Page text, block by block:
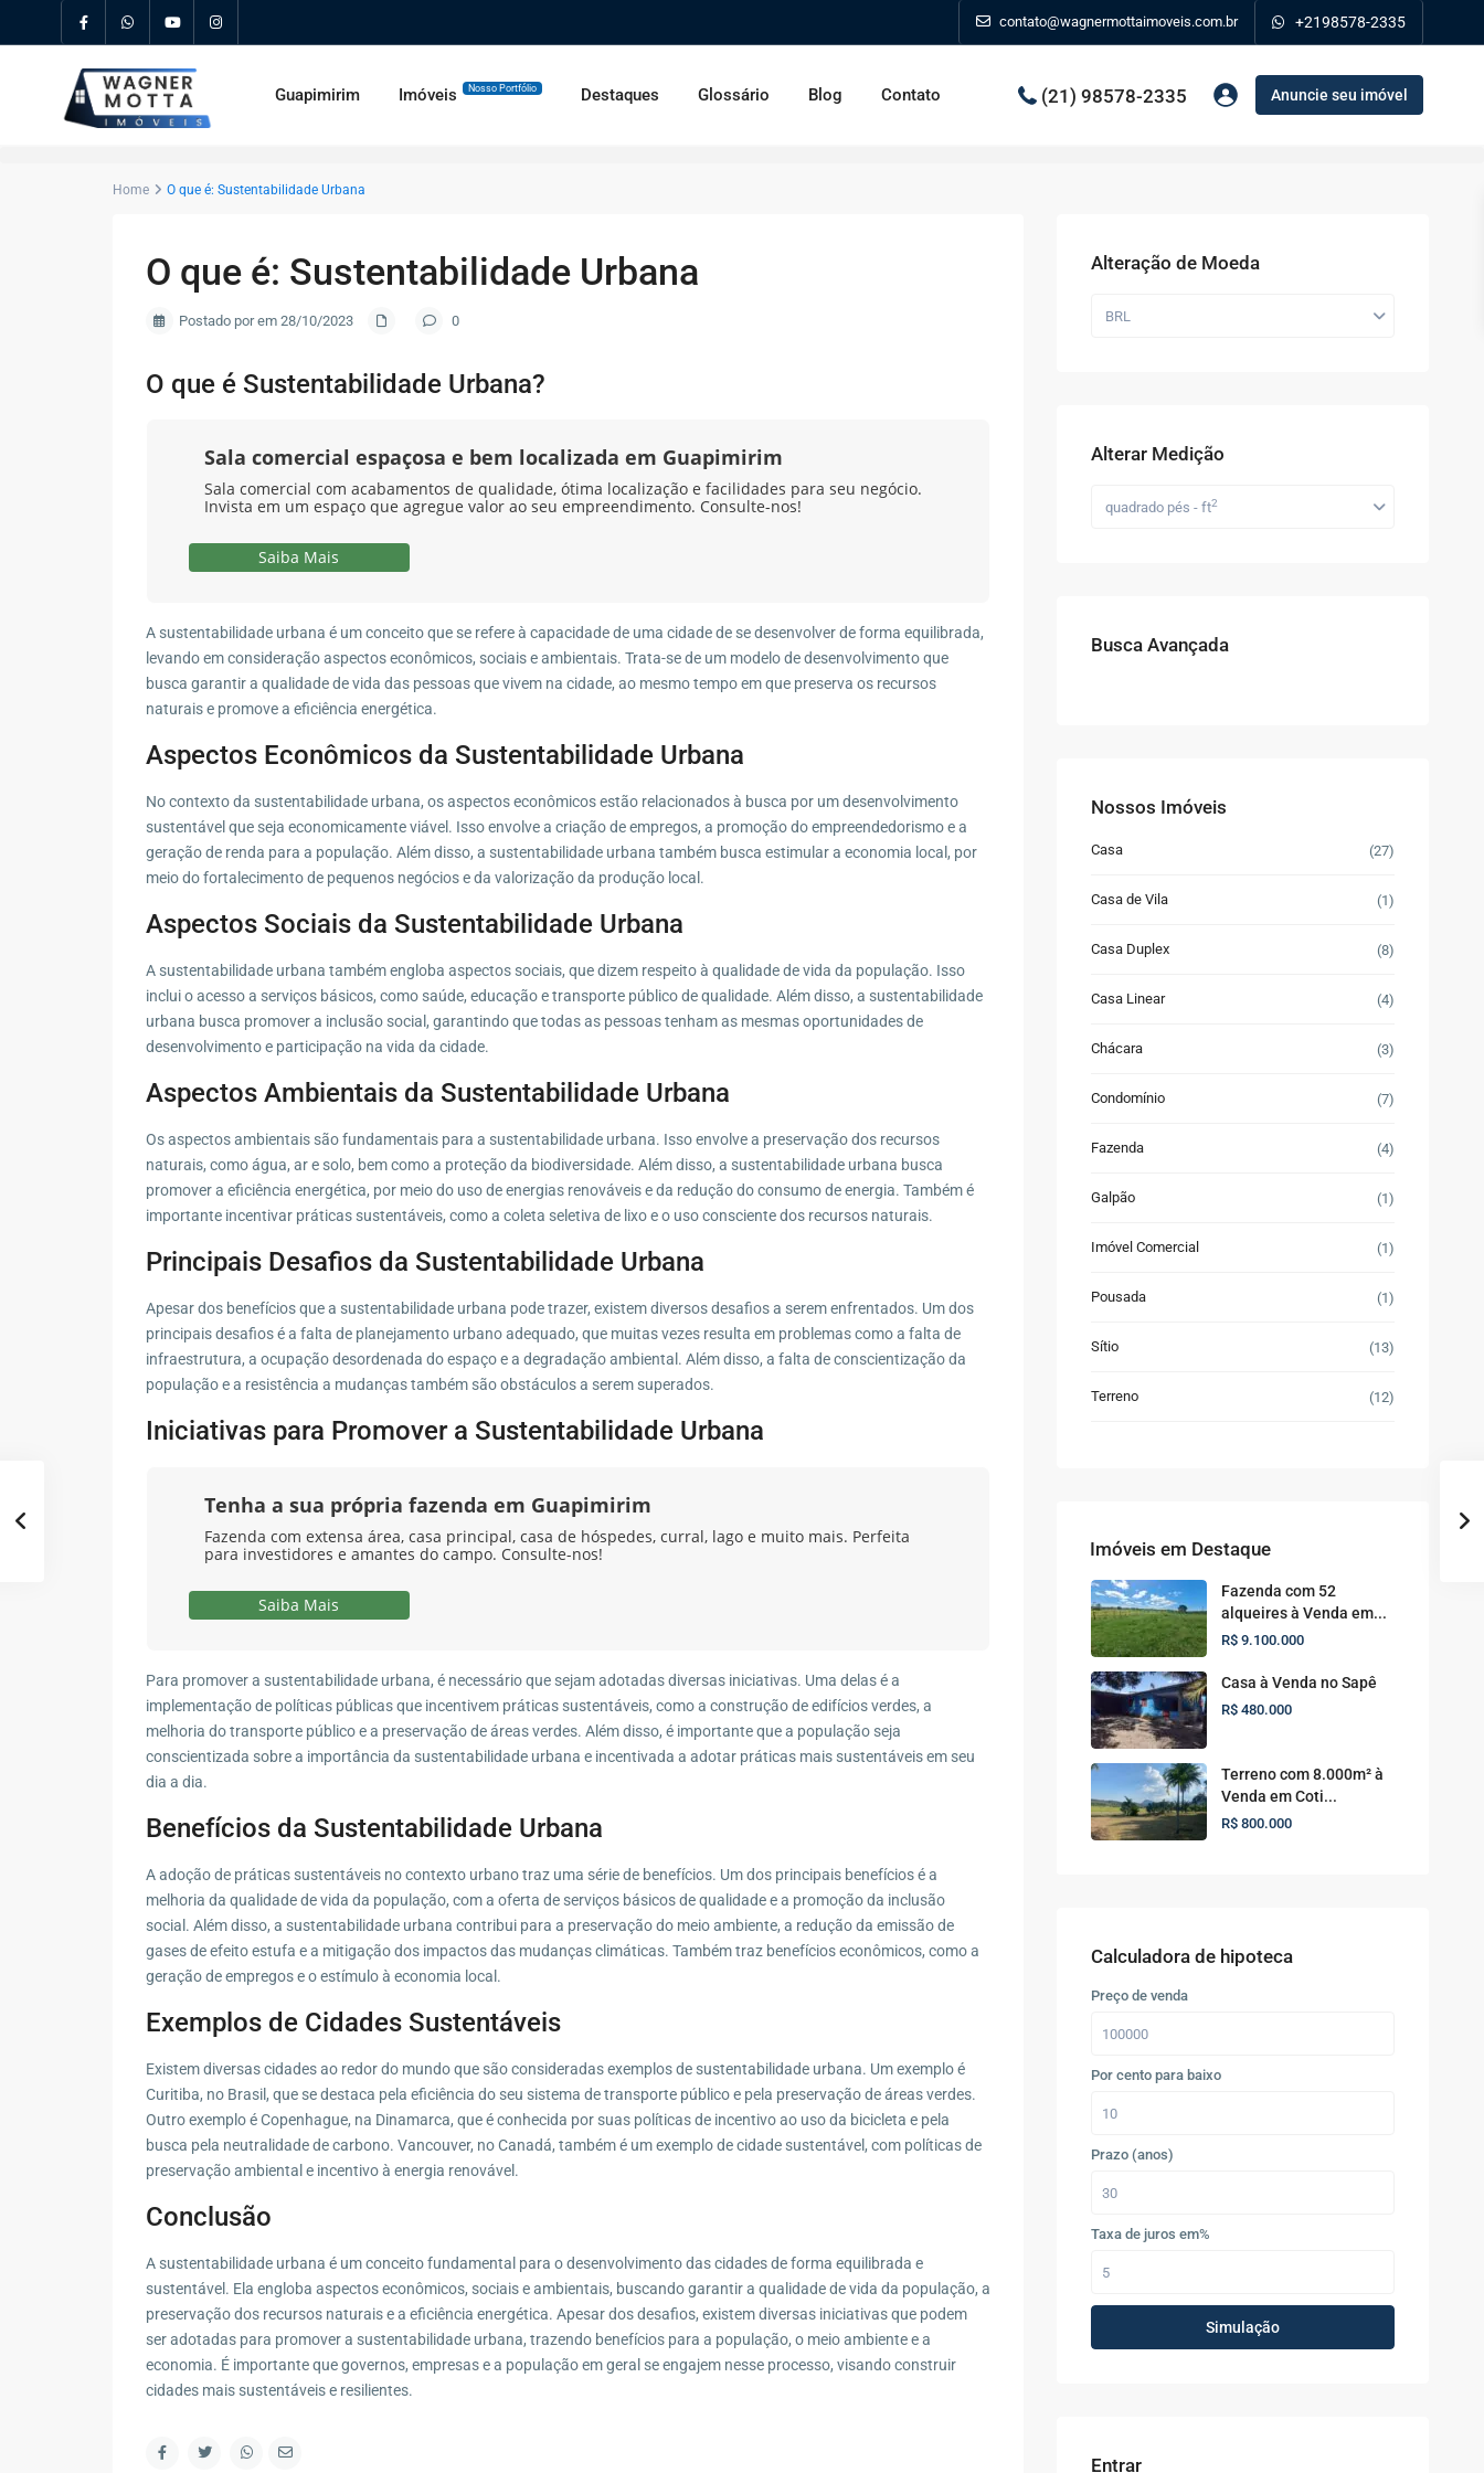
contato@wagnermottaimoveis.com.br +2198578-2335
Guapimirim Imóveis Nosso Portfólio Destaques Glossário Blog Contato (21) 98578-2335 Anuncie seu imóvel
Home O que é: Sustentabilidade Urbana
O que é: Sustentabilidade Urbana
Postado por em 28/10/2023 0
O que é Sustentabilidade Urbana?
Sala comercial espaçosa e bem localizada em Guapimirim
Sala comercial com acabamentos de qualidade, ótima localização e facilidades para seu negócio.
Invista em um espaço que agregue valor ao seu empreendimento. Consulte-nos!
Saiba Mais
A sustentabilidade urbana é um conceito que se refere à capacidade de uma cidade de se desenvolver de forma equilibrada,
levando em consideração aspectos econômicos, sociais e ambientais. Trata-se de um modelo de desenvolvimento que
busca garantir a qualidade de vida das pessoas que vivem na cidade, ao mesmo tempo em que preserva os recursos
naturais e promove a eficiência energética.
Aspectos Econômicos da Sustentabilidade Urbana
No contexto da sustentabilidade urbana, os aspectos econômicos estão relacionados à busca por um desenvolvimento
sustentável que seja economicamente viável. Isso envolve a criação de empregos, a promoção do empreendedorismo e a
geração de renda para a população. Além disso, a sustentabilidade urbana também busca estimular a economia local, por
meio do fortalecimento de pequenos negócios e da valorização da produção local.
Aspectos Sociais da Sustentabilidade Urbana
A sustentabilidade urbana também engloba aspectos sociais, que dizem respeito à qualidade de vida da população. Isso
inclui o acesso a serviços básicos, como saúde, educação e transporte público de qualidade. Além disso, a sustentabilidade
urbana busca promover a inclusão social, garantindo que todas as pessoas tenham as mesmas oportunidades de
desenvolvimento e participação na vida da cidade.
Aspectos Ambientais da Sustentabilidade Urbana
Os aspectos ambientais são fundamentais para a sustentabilidade urbana. Isso envolve a preservação dos recursos
naturais, como água, ar e solo, bem como a proteção da biodiversidade. Além disso, a sustentabilidade urbana busca
promover a eficiência energética, por meio do uso de energias renováveis e da redução do consumo de energia. Também é
importante incentivar práticas sustentáveis, como a coleta seletiva de lixo e o uso consciente dos recursos naturais.
Principais Desafios da Sustentabilidade Urbana
Apesar dos benefícios que a sustentabilidade urbana pode trazer, existem diversos desafios a serem enfrentados. Um dos
principais desafios é a falta de planejamento urbano adequado, que muitas vezes resulta em problemas como a falta de
infraestrutura, a ocupação desordenada do espaço e a degradação ambiental. Além disso, a falta de conscientização da
população e a resistência a mudanças também são obstáculos a serem superados.
Iniciativas para Promover a Sustentabilidade Urbana
Tenha a sua própria fazenda em Guapimirim
Fazenda com extensa área, casa principal, casa de hóspedes, curral, lago e muito mais. Perfeita
para investidores e amantes do campo. Consulte-nos!
Saiba Mais
Para promover a sustentabilidade urbana, é necessário que sejam adotadas diversas iniciativas. Uma delas é a
implementação de políticas públicas que incentivem práticas sustentáveis, como a construção de edifícios verdes, a
melhoria do transporte público e a preservação de áreas verdes. Além disso, é importante que a população seja
conscientizada sobre a importância da sustentabilidade urbana e incentivada a adotar práticas mais sustentáveis em seu
dia a dia.
Benefícios da Sustentabilidade Urbana
A adoção de práticas sustentáveis no contexto urbano traz uma série de benefícios. Um dos principais benefícios é a
melhoria da qualidade de vida da população, com a oferta de serviços básicos de qualidade e a promoção da inclusão
social. Além disso, a sustentabilidade urbana contribui para a preservação do meio ambiente, a redução da emissão de
gases de efeito estufa e a mitigação dos impactos das mudanças climáticas. Também traz benefícios econômicos, como a
geração de empregos e o estímulo à economia local.
Exemplos de Cidades Sustentáveis
Existem diversas cidades ao redor do mundo que são consideradas exemplos de sustentabilidade urbana. Um exemplo é
Curitiba, no Brasil, que se destaca pela eficiência do seu sistema de transporte público e pela preservação de áreas verdes.
Outro exemplo é Copenhague, na Dinamarca, que é conhecida por suas políticas de incentivo ao uso da bicicleta e pela
busca pela neutralidade de carbono. Vancouver, no Canadá, também é um exemplo de cidade sustentável, com políticas de
preservação ambiental e incentivo à energia renovável.
Conclusão
A sustentabilidade urbana é um conceito fundamental para o desenvolvimento das cidades de forma equilibrada e
sustentável. Ela engloba aspectos econômicos, sociais e ambientais, buscando garantir a qualidade de vida da população, a
preservação dos recursos naturais e a eficiência energética. Apesar dos desafios, existem diversas iniciativas que podem
ser adotadas para promover a sustentabilidade urbana, trazendo benefícios para a população, o meio ambiente e a
economia. É importante que governos, empresas e a população em geral se engajem nesse processo, visando construir
cidades mais sustentáveis e resilientes.
Alteração de Moeda
BRL
Alterar Medição
quadrado pés - ft2
Busca Avançada
Nossos Imóveis
Casa (27)
Casa de Vila (1)
Casa Duplex (8)
Casa Linear (4)
Chácara (3)
Condomínio (7)
Fazenda (4)
Galpão (1)
Imóvel Comercial (1)
Pousada (1)
Sítio (13)
Terreno (12)
Imóveis em Destaque
Fazenda com 52
alqueires à Venda em...
R$ 9.100.000
Casa à Venda no Sapê
R$ 480.000
Terreno com 8.000m² à
Venda em Coti...
R$ 800.000
Calculadora de hipoteca
Preço de venda
Por cento para baixo
Prazo (anos)
Taxa de juros em%
Simulação
Entrar